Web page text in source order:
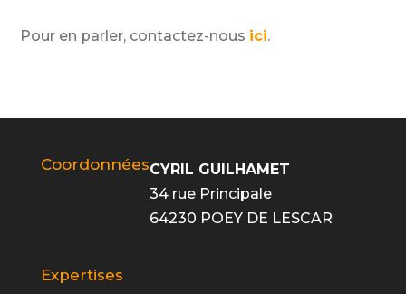
Pour en parler, contactez-nous ici.
CoordonnéesCYRIL GUILHAMET
34 rue Principale
64230 POEY DE LESCAR
Expertises